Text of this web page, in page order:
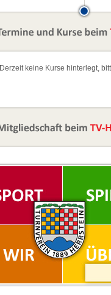
Derzeit keine Kurse hinterlegt,